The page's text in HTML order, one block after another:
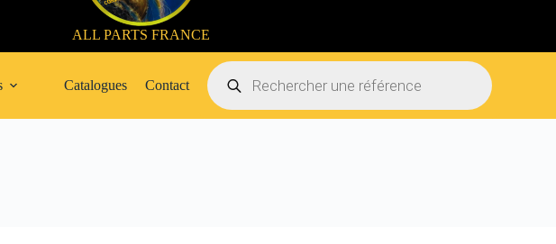
ALL PARTS FRANCE
Catalogues Contact
Recherche
de
produits